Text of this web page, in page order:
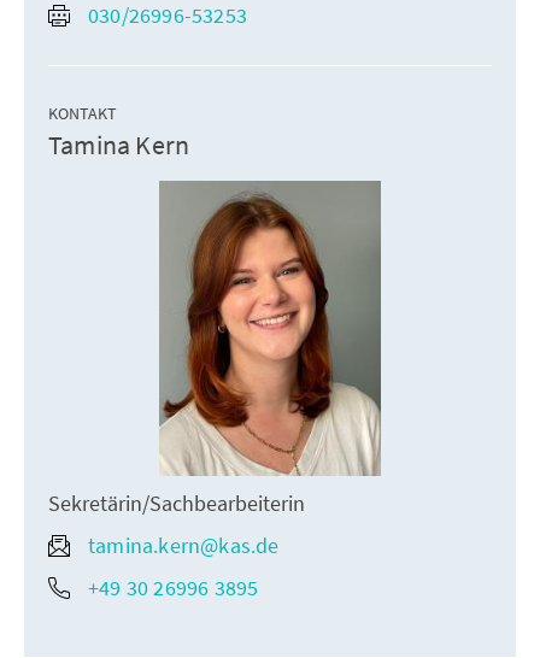
030/26996-53253
KONTAKT
Tamina Kern
Sekretärin/Sachbearbeiterin
tamina.kern@kas.de
+49 30 26996 3895